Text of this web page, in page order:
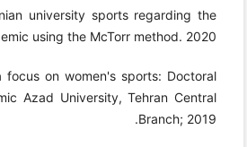
university sports regarding the
using the McTorr method. 2020.
on women's sports: Doctoral
Azad University, Tehran Central
Branch; 2019.